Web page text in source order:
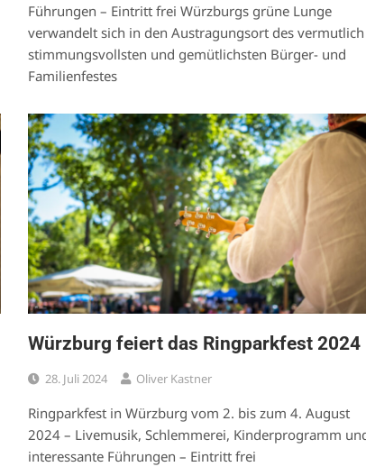
Führungen – Eintritt frei Würzburgs grüne Lunge
verwandelt sich in den Austragungsort des vermutlich
stimmungsvollsten und gemütlichsten Bürger- und
Familienfestes
Würzburg feiert das Ringparkfest 2024
28. Juli 2024 Oliver Kastner
Ringparkfest in Würzburg vom 2. bis zum 4. August
2024 – Livemusik, Schlemmerei, Kinderprogramm
interessante Führungen – Eintritt frei